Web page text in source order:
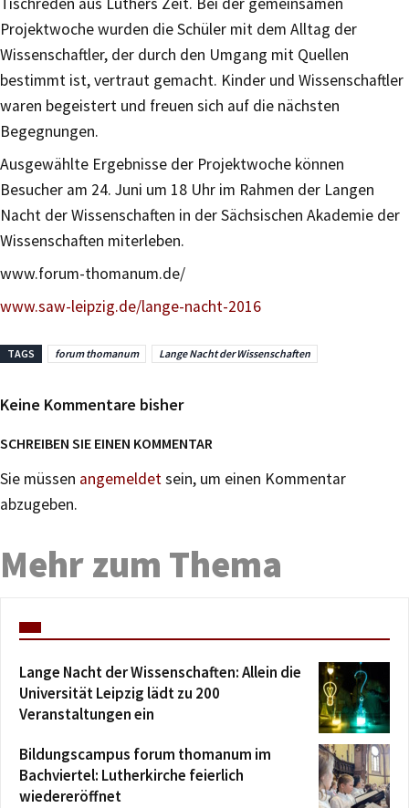
Projektwoche wurden die Schüler mit dem Alltag der
Wissenschaftler, der durch den Umgang mit Quellen
bestimmt ist, vertraut gemacht. Kinder und Wissenschaftler
waren begeistert und freuen sich auf die nächsten
Begegnungen.
Ausgewählte Ergebnisse der Projektwoche können
Besucher am 24. Juni um 18 Uhr im Rahmen der Langen
Nacht der Wissenschaften in der Sächsischen Akademie der
Wissenschaften miterleben.
www.forum-thomanum.de/
www.saw-leipzig.de/lange-nacht-2016
TAGS forum thomanum Lange Nacht der Wissenschaften
Keine Kommentare bisher
SCHREIBEN SIE EINEN KOMMENTAR
Sie müssen angemeldetsein, um einen Kommentar
abzugeben.
Mehr zum Thema
Lange Nacht der Wissenschaften: Allein die
Universität Leipzig lädt zu 200
Veranstaltungen ein
Bildungscampus forum thomanum im
Bachviertel: Lutherkirche feierlich
wiedereröffnet